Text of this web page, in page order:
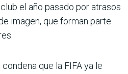
el año pasado por atrasos
ima­gen, que forman parte
que la FIFA ya le